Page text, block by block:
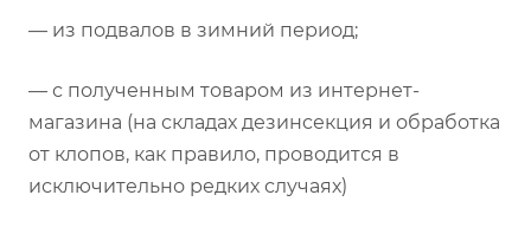
— из подвалов в зимний период;
— с полученным товаром из интернет-
магазина (на складах дезинсекция и обработка
от клопов, как правило, проводится в
исключительно редких случаях)